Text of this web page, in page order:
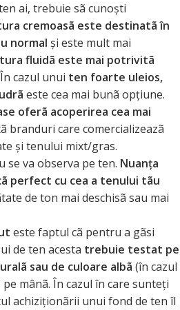
ai, trebuie sã cunoşti
cremoasã este destinatã în
normal şi este mult mai
fluidã este mai potrivitã
cazul unui ten foarte uleios,
este cea mai bunã opţiune.
oferã acoperirea cea mai
branduri care comercializeazã
şi tenului mixt/gras.
se va observa pe ten. Nuanţa
perfect cu cea a tenului tãu
de ton mai deschisã sau mai
este faptul cã pentru a gãsi
de ten acesta trebuie testat pe
sau de culoare albã (în cazul
mânã. În cazul în care sunteţi
achiziţionãrii unui fond de ten îl